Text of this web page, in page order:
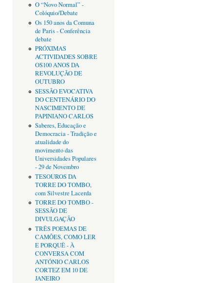
O “Novo Normal” -
Colóquio/Debate
Os 150 anos da Comuna
de Paris - Conferência
debate
PRÓXIMAS
ACTIVIDADES SOBRE
OS100 ANOS DA
REVOLUÇÃO DE
OUTUBRO
SESSÃO EVOCATIVA
DO CENTENÁRIO DO
NASCIMENTO DE
PAPINIANO CARLOS
Saberes, Educação e
Democracia - Tradição e
atualidade do
movimento das
Universidades Populares
- 29 de Novembro
TESOUROS DA
TORRE DO TOMBO,
com Silvestre Lacerda
TORRE DO TOMBO -
SESSÃO DE
DIVULGAÇÃO
TRÊS POEMAS DE
CAMÕES, COMO LER
E PORQUÊ - À
CONVERSA COM
ANTÓNIO CARLOS
CORTEZ EM 10 DE
JANEIRO